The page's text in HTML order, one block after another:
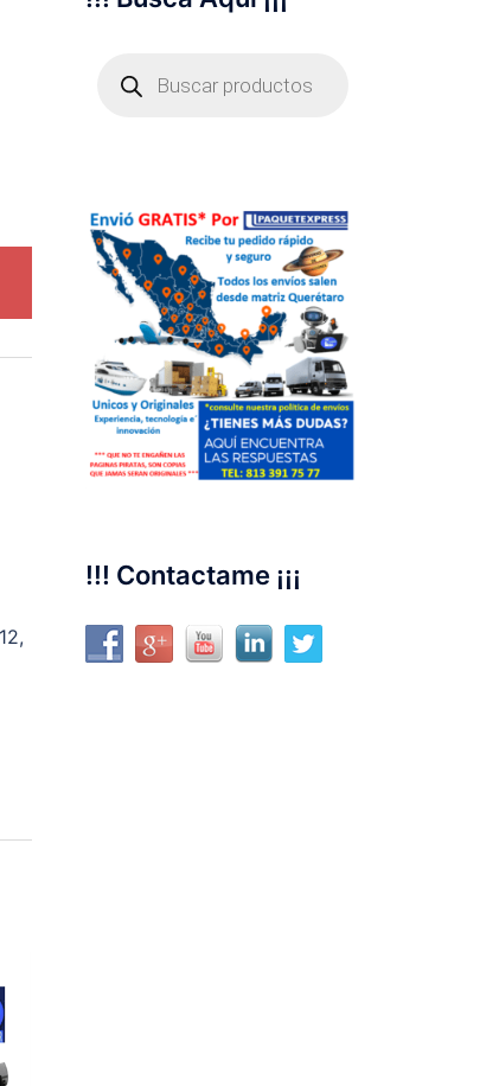
productos
!!! Contactame ¡¡¡